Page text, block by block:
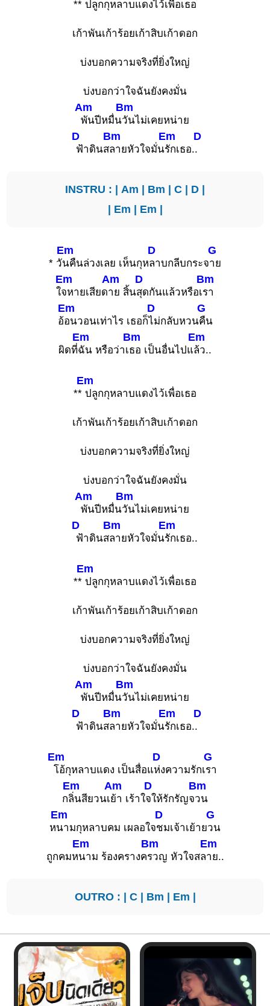
** ปลูกกุหลาบแดงไว้เพื่อเธอ
เก้าพันเก้าร้อยเก้าสิบเก้าดอก
บ่งบอกความจริงที่ยิ่งใหญ่
บ่งบอกว่าใจฉันยังคงมั่น
Am
พันปีหมื่น
Bm
วันไม่เคยหน่าย
D
ฟ้าดินส
Bm
ลายหัวใจมั่น
Em
รักเธอ.
D
.
INSTRU : | Am | Bm | C | D |
| Em | Em |
* วั
Em
นคืนล่วงเลย เห็นกุห
D
ลาบกลีบกระจ
G
าย
ใ
Em
จหายเสียด
Am
าย สิ้น
D
สุดกันแล้วหรือเ
Bm
รา
อ้
Em
อนวอนเท่าไร เธอก็
D
ไม่กลับหวน
G
คืน
ผิดที่
Em
ฉัน หรือว่าเ
Bm
ธอ เป็นอื่นไปแ
Em
ล้ว..
**
Em
ปลูกกุหลาบแดงไว้เพื่อเธอ
เก้าพันเก้าร้อยเก้าสิบเก้าดอก
บ่งบอกความจริงที่ยิ่งใหญ่
บ่งบอกว่าใจฉันยังคงมั่น
Am
พันปีหมื่น
Bm
วันไม่เคยหน่าย
D
ฟ้าดินส
Bm
ลายหัวใจมั่น
Em
รักเธอ..
**
Em
ปลูกกุหลาบแดงไว้เพื่อเธอ
เก้าพันเก้าร้อยเก้าสิบเก้าดอก
บ่งบอกความจริงที่ยิ่งใหญ่
บ่งบอกว่าใจฉันยังคงมั่น
Am
พันปีหมื่น
Bm
วันไม่เคยหน่าย
D
ฟ้าดินส
Bm
ลายหัวใจมั่น
Em
รักเธอ.
D
.
Em
โอ้กุหลาบแดง เป็นสื่อแ
D
ห่งความรักเ
G
รา
ก
Em
ลิ่นสียวนเ
Am
ย้า เร้าใ
D
จให้รักรัญจ
Bm
วน
ห
Em
นามกุหลาบคม เผลอใจ
D
ชมเจ้าเย้าย
G
วน
ถูกคมห
Em
นาม ร้องครางค
Bm
รวญ หัวใจสล
Em
าย..
OUTRO : | C| Bm | Em |